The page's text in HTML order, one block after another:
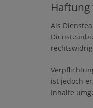
Als
ist jedoch
Inhalte